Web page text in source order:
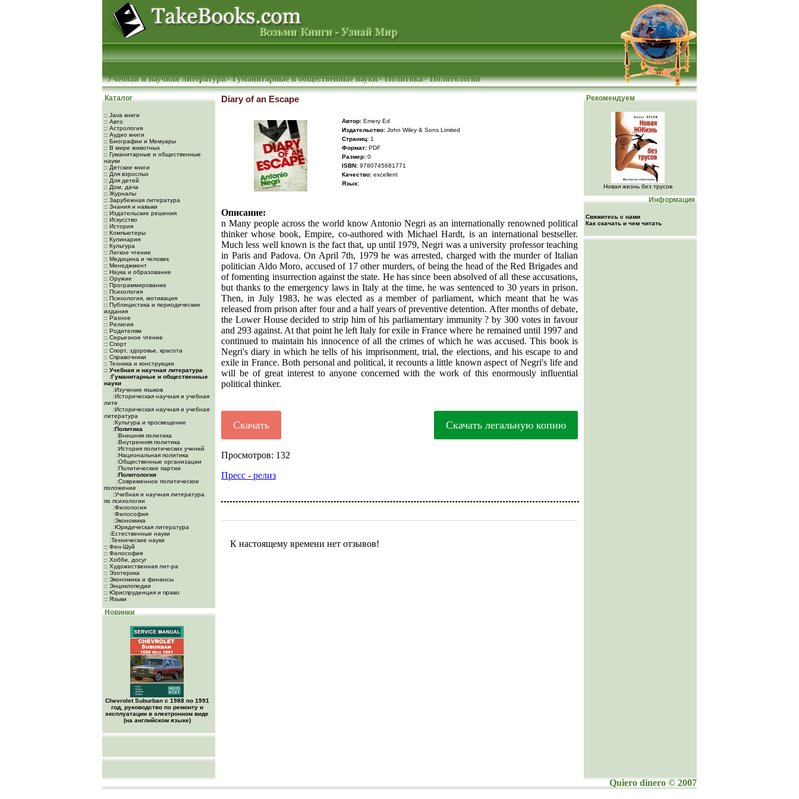
Учебная и научная литература>Гуманитарные и общественные науки>Политика>Политология
Каталог
:: Java книги
:: Авто
:: Астрология
:: Аудио книги
:: Биографии и Мемуары
:: В мире животных
:: Гуманитарные и общественные
науки
:: Детские книги
:: Для взрослых
:: Для детей
:: Дом, дача
:: Журналы
:: Зарубежная литература
:: Знания и навыки
:: Издательские решения
:: Искусство
:: История
:: Компьютеры
:: Кулинария
:: Культура
:: Легкое чтение
:: Медицина и человек
:: Менеджмент
:: Наука и образование
:: Оружие
:: Программирование
:: Психология
:: Психология, мотивация
:: Публицистика и периодические
издания
:: Разное
:: Религия
:: Родителям
:: Серьезное чтение
:: Спорт
:: Спорт, здоровье, красота
:: Справочники
:: Техника и конструкции
:: Учебная и научная литература
:Гуманитарные и общественные
науки
:Изучение языков
:Историческая научная и учебная
лите
:Историческая научная и учебная
литература
:Культура и просвещение
:Политика
:Внешняя политика
:Внутренняя политика
:История политических учений
:Национальная политика
:Общественные организации
:Политические партии
:Политология
:Современное политическое
положение
:Учебная и научная литература
по психологии
:Филология
:Философия
:Экономика
:Юридическая литература
:Естественные науки
:Технические науки
:: Фен-Шуй
:: Философия
:: Хобби, досуг
:: Художественная лит-ра
:: Эзотерика
:: Экономика и финансы
:: Энциклопедии
:: Юриспруденция и право
:: Языки
Новинки
Chevrolet Suburban с 1988 по 1991
год, руководство по ремонту и
эксплуатации в электронном виде
(на английском языке)
Diary of an Escape
Автор: Emery Ed
Издательство: John Wiley & Sons Limited
Cтраниц: 1
Формат: PDF
Размер: 0
ISBN: 9780745681771
Качество: excellent
Язык:
Описание:
n Many people across the world know Antonio Negri as an internationally renowned political
thinker whose book, Empire, co-authored with Michael Hardt, is an international bestseller.
Much less well known is the fact that, up until 1979, Negri was a university professor teaching
in Paris and Padova. On April 7th, 1979 he was arrested, charged with the murder of Italian
politician Aldo Moro, accused of 17 other murders, of being the head of the Red Brigades and
of fomenting insurrection against the state. He has since been absolved of all these accusations,
but thanks to the emergency laws in Italy at the time, he was sentenced to 30 years in prison.
Then, in July 1983, he was elected as a member of parliament, which meant that he was
released from prison after four and a half years of preventive detention. After months of debate,
the Lower House decided to strip him of his parliamentary immunity ? by 300 votes in favour
and 293 against. At that point he left Italy for exile in France where he remained until 1997 and
continued to maintain his innocence of all the crimes of which he was accused. This book is
Negri's diary in which he tells of his imprisonment, trial, the elections, and his escape to and
exile in France. Both personal and political, it recounts a little known aspect of Negri's life and
will be of great interest to anyone concerned with the work of this enormously influential
political thinker.
Скачать Скачать легальную копию
Просмотров: 132
Пресс - релиз
К настоящему времени нет отзывов!
Рекомендуем
Новая жизнь без трусов
Информация
Свяжитесь с нами
Как скачать и чем читать
Quiero dinero © 2007